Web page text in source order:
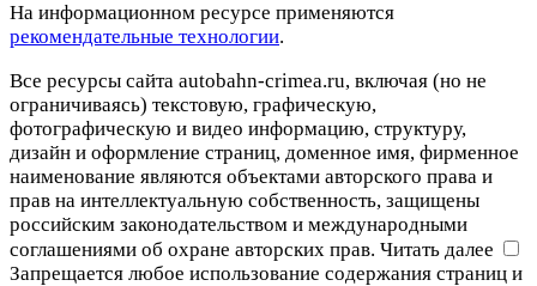
На информационном ресурсе применяются
рекомендательные технологии.
Все ресурсы сайта autobahn-crimea.ru, включая (но не
ограничиваясь) текстовую, графическую,
фотографическую и видео информацию, структуру,
дизайн и оформление страниц, доменное имя, фирменное
наименование являются объектами авторского права и
прав на интеллектуальную собственность, защищены
российским законодательством и международными
соглашениями об охране авторских прав. Читать далее
Запрещается любое использование содержания страниц и